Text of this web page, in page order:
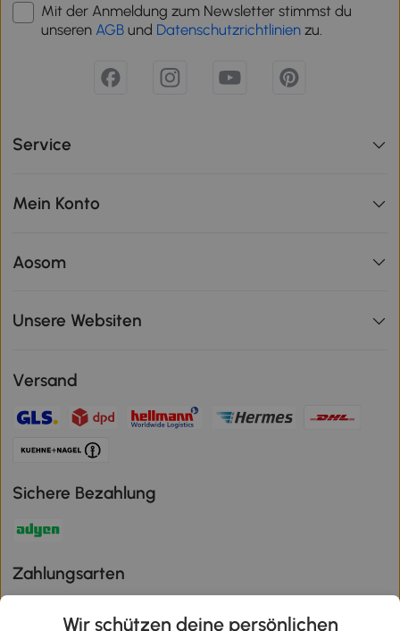
Mit der Anmeldung zum Newsletter stimmst du
unseren AGB und Datenschutzrichtlinien zu.
Service
Mein Konto
Aosom
Unsere Websiten
Versand
Sichere Bezahlung
Zahlungsarten
Wir schützen deine persönlichen